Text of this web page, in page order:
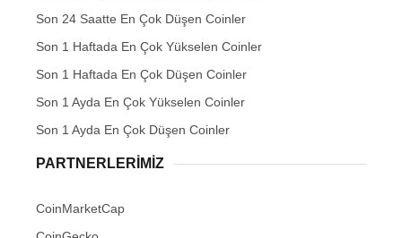
Son 24 Saatte En Çok Düşen Coinler
Son 1 Haftada En Çok Yükselen Coinler
Son 1 Haftada En Çok Düşen Coinler
Son 1 Ayda En Çok Yükselen Coinler
Son 1 Ayda En Çok Düşen Coinler
PARTNERLERIMIZ
CoinMarketCap